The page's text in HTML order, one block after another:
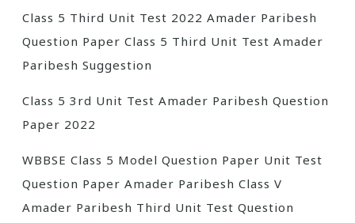
Class 5 Third Unit Test 2022 Amader Paribesh
Question Paper Class 5 Third Unit Test Amader
Paribesh Suggestion
Class 5 3rd Unit Test Amader Paribesh Question
Paper 2022
WBBSE Class 5 Model Question Paper Unit Test
Question Paper Amader Paribesh Class V
Amader Paribesh Third Unit Test Question